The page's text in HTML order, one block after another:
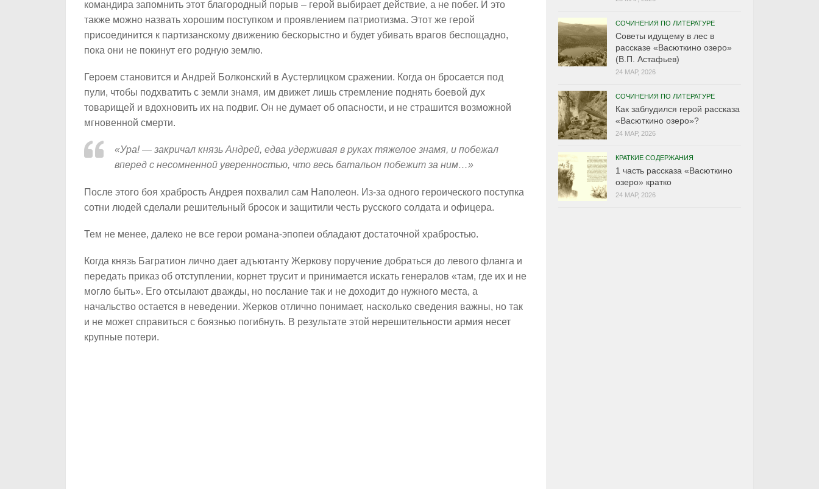
командира запомнить этот благородный порыв – герой выбирает действие, а не побег. И это
также можно назвать хорошим поступком и проявлением патриотизма. Этот же герой
присоединится к партизанскому движению бескорыстно и будет убивать врагов беспощадно,
пока они не покинут его родную землю.
Героем становится и Андрей Болконский в Аустерлицком сражении. Когда он бросается под
пули, чтобы подхватить с земли знамя, им движет лишь стремление поднять боевой дух
товарищей и вдохновить их на подвиг. Он не думает об опасности, и не страшится возможной
мгновенной смерти.
«Ура! — закричал князь Андрей, едва удерживая в руках тяжелое знамя, и побежал
вперед с несомненной уверенностью, что весь батальон побежит за ним…»
После этого боя храбрость Андрея похвалил сам Наполеон. Из-за одного героического поступка
сотни людей сделали решительный бросок и защитили честь русского солдата и офицера.
Тем не менее, далеко не все герои романа-эпопеи обладают достаточной храбростью.
Когда князь Багратион лично дает адъютанту Жеркову поручение добраться до левого фланга и
передать приказ об отступлении, корнет трусит и принимается искать генералов «там, где их и не
могло быть». Его отсылают дважды, но послание так и не доходит до нужного места, а
начальство остается в неведении. Жерков отлично понимает, насколько сведения важны, но так
и не может справиться с боязнью погибнуть. В результате этой нерешительности армия несет
крупные потери.
СОЧИНЕНИЯ ПО ЛИТЕРАТУРЕ
Советы идущему в лес в
рассказе «Васюткино озеро»
(В.П. Астафьев)
24 МАР, 2026
СОЧИНЕНИЯ ПО ЛИТЕРАТУРЕ
Как заблудился герой рассказа
«Васюткино озеро»?
24 МАР, 2026
КРАТКИЕ СОДЕРЖАНИЯ
1 часть рассказа «Васюткино
озеро» кратко
24 МАР, 2026